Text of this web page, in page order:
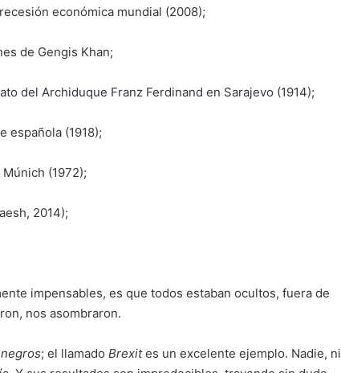
económica mundial (2008);
de Gengis Khan;
del Archiduque Franz Ferdinand en Sarajevo (1914);
española (1918);
(1972);
2014);
impensables, es que todos estaban ocultos, fuera de
nos asombraron.
; el llamado Brexites un excelente ejemplo. Nadie, ni